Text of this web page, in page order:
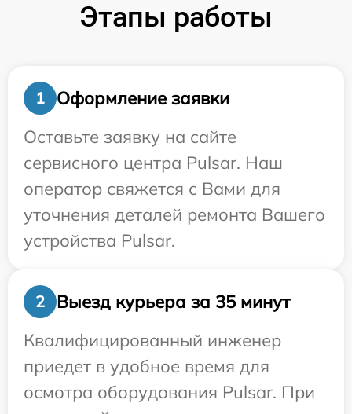
Этапы работы
1
Оформление заявки
Оставьте заявку на сайте
сервисного центра Pulsar. Наш
оператор свяжется с Вами для
уточнения деталей ремонта Вашего
устройства Pulsar.
2
Выезд курьера за 35 минут
Квалифицированный инженер
приедет в удобное время для
осмотра оборудования Pulsar. При